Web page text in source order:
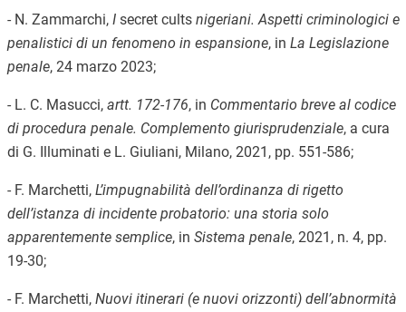
- N. Zammarchi, I secret cults nigeriani. Aspetti criminologici e
penalistici di un fenomeno in espansione, in La Legislazione
penale, 24 marzo 2023;
- L. C. Masucci, artt. 172-176, in Commentario breve al codice
di procedura penale. Complemento giurisprudenziale, a cura
di G. Illuminati e L. Giuliani, Milano, 2021, pp. 551-586;
- F. Marchetti, L’impugnabilità dell’ordinanza di rigetto
dell’istanza di incidente probatorio: una storia solo
apparentemente semplice, in Sistema penale, 2021, n. 4, pp.
19-30;
- F. Marchetti, Nuovi itinerari (e nuovi orizzonti) dell’abnormità